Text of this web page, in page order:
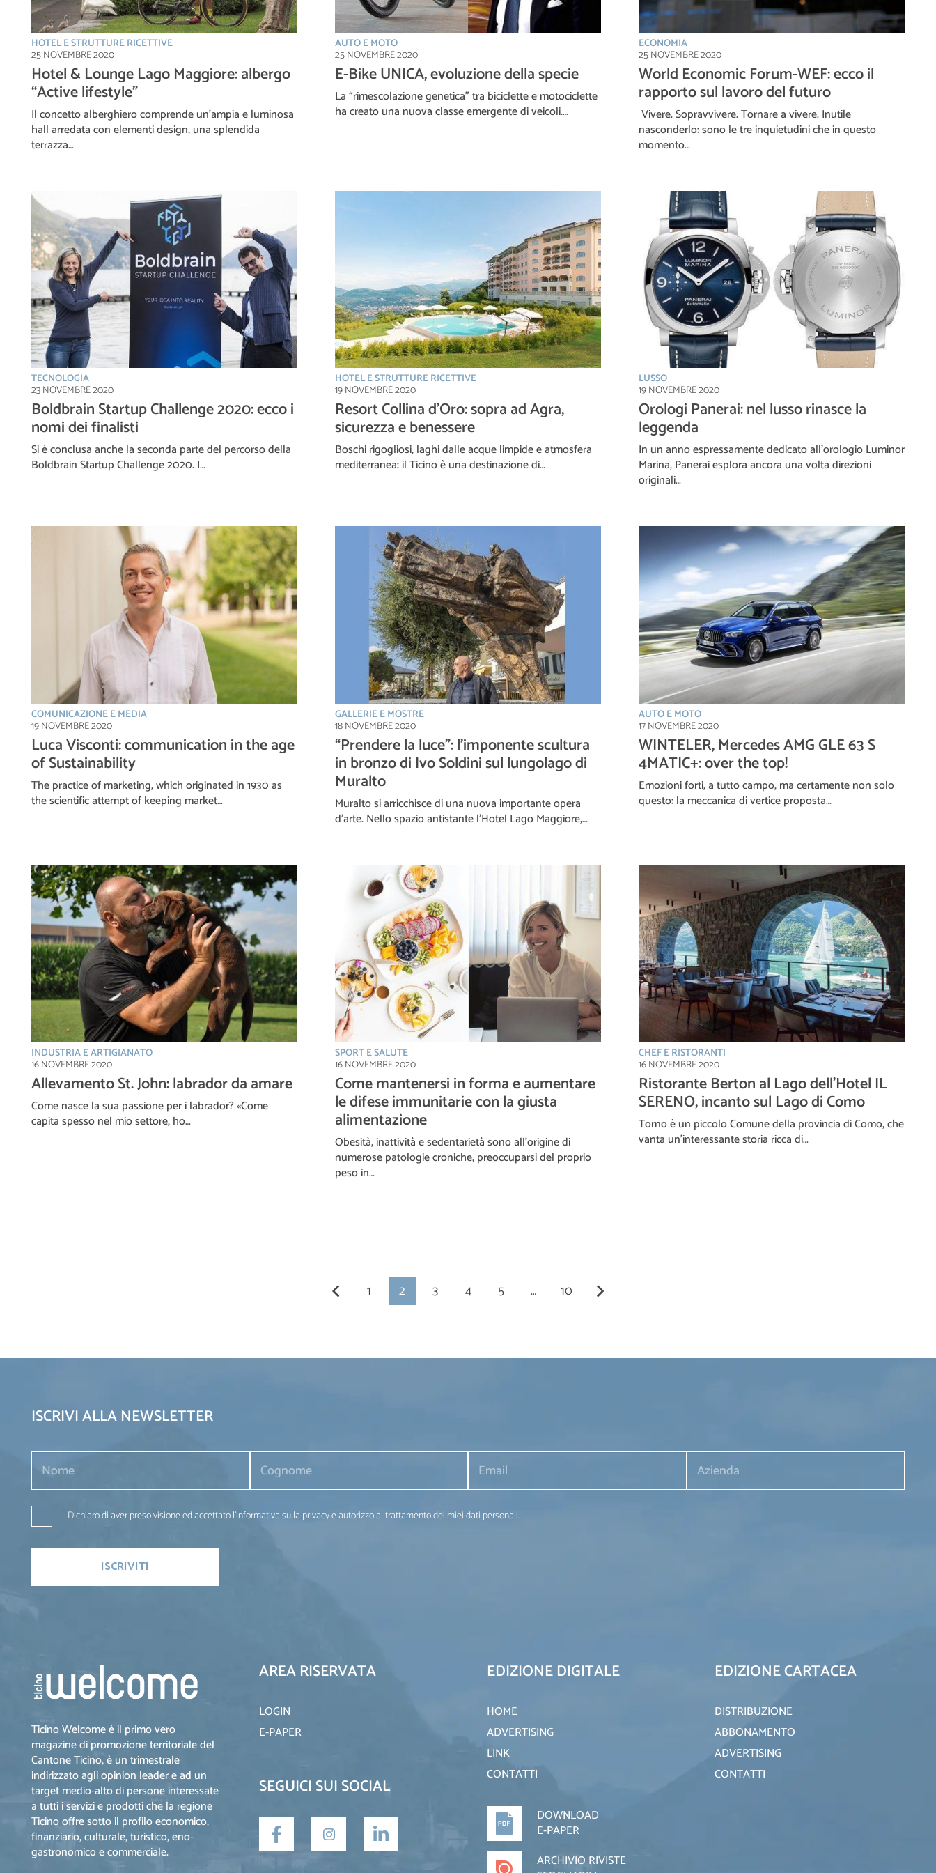
HOTEL E STRUTTURE RICETTIVE
25 NOVEMBRE 2020
Hotel & Lounge Lago Maggiore: albergo
“Active lifestyle”
Il concetto alberghiero comprende un’ampia e luminosa
hall arredata con elementi design, una splendida
terrazza…
AUTO E MOTO
25 NOVEMBRE 2020
E-Bike UNICA, evoluzione della specie
La “rimescolazione genetica” tra biciclette e motociclette
ha creato una nuova classe emergente di veicoli.…
ECONOMIA
25 NOVEMBRE 2020
World Economic Forum-WEF: ecco il
rapporto sul lavoro del futuro
Vivere. Sopravvivere. Tornare a vivere. Inutile
nasconderlo: sono le tre inquietudini che in questo
momento…
TECNOLOGIA
23 NOVEMBRE 2020
Boldbrain Startup Challenge 2020: ecco i
nomi dei finalisti
Si è conclusa anche la seconda parte del percorso della
Boldbrain Startup Challenge 2020. I…
HOTEL E STRUTTURE RICETTIVE
19 NOVEMBRE 2020
Resort Collina d’Oro: sopra ad Agra,
sicurezza e benessere
Boschi rigogliosi, laghi dalle acque limpide e atmosfera
mediterranea: il Ticino è una destinazione di…
LUSSO
19 NOVEMBRE 2020
Orologi Panerai: nel lusso rinasce la
leggenda
In un anno espressamente dedicato all’orologio Luminor
Marina, Panerai esplora ancora una volta direzioni
originali…
COMUNICAZIONE E MEDIA
19 NOVEMBRE 2020
Luca Visconti: communication in the age
of Sustainability
The practice of marketing, which originated in 1930 as
the scientific attempt of keeping market…
GALLERIE E MOSTRE
18 NOVEMBRE 2020
“Prendere la luce”: l’imponente scultura
in bronzo di Ivo Soldini sul lungolago di
Muralto
Muralto si arricchisce di una nuova importante opera
d’arte. Nello spazio antistante l’Hotel Lago Maggiore,…
AUTO E MOTO
17 NOVEMBRE 2020
WINTELER, Mercedes AMG GLE 63 S
4MATIC+: over the top!
Emozioni forti, a tutto campo, ma certamente non solo
questo: la meccanica di vertice proposta…
INDUSTRIA E ARTIGIANATO
16 NOVEMBRE 2020
Allevamento St. John: labrador da amare
Come nasce la sua passione per i labrador? «Come
capita spesso nel mio settore, ho…
SPORT E SALUTE
16 NOVEMBRE 2020
Come mantenersi in forma e aumentare
le difese immunitarie con la giusta
alimentazione
Obesità, inattività e sedentarietà sono all’origine di
numerose patologie croniche, preoccuparsi del proprio
peso in…
CHEF E RISTORANTI
16 NOVEMBRE 2020
Ristorante Berton al Lago dell’Hotel IL
SERENO, incanto sul Lago di Como
Torno è un piccolo Comune della provincia di Como, che
vanta un’interessante storia ricca di…
1 2 3 4 5 … 10
ISCRIVI ALLA NEWSLETTER
Dichiaro di aver preso visione ed accettato l'informativa sulla privacy e autorizzo al trattamento dei miei dati personali.
Ticino Welcome è il primo vero
magazine di promozione territoriale del
Cantone Ticino, è un trimestrale
indirizzato agli opinion leader e ad un
target medio-alto di persone interessate
a tutti i servizi e prodotti che la regione
Ticino offre sotto il profilo economico,
finanziario, culturale, turistico, eno-
gastronomico e commerciale.
AREA RISERVATA
LOGIN
E-PAPER
SEGUICI SUI SOCIAL
EDIZIONE DIGITALE
HOME
ADVERTISING
LINK
CONTATTI
DOWNLOAD
E-PAPER
ARCHIVIO RIVISTE
EDIZIONE CARTACEA
DISTRIBUZIONE
ABBONAMENTO
ADVERTISING
CONTATTI